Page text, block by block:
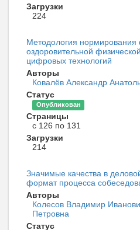
Загрузки
224
Методология нормирования
оздоровительной
цифровых технологий
Авторы
Ковалёв Александр
Статус
Опубликован
Страницы
с 126 по 131
Загрузки
214
Значимые качества в
формат процесса
Авторы
Колесов Владимир
Петровна
Статус